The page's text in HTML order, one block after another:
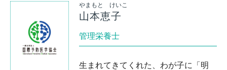
やまもと けいこ
山本恵子
管理栄養士
生まれてきてくれた、わが子に「明